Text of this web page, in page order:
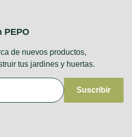
PEPO
de nuevos productos,
tus jardines y huertas.